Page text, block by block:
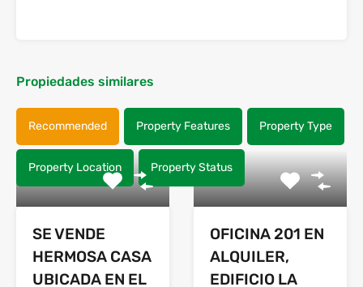
Propiedades similares
Recommended Property Features Property Type
Property Location Property Status
SE VENDE
HERMOSA CASA
UBICADA EN EL
OFICINA 201 EN
ALQUILER,
EDIFICIO LA